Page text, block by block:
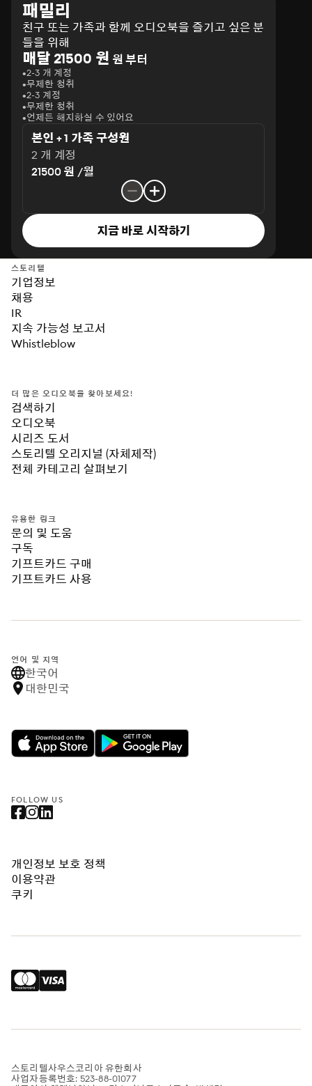
패밀리
친구 또는 가족과 함께 오디오북을 즐기고 싶은 분
들을 위해
매달 21500 원 원 부터
2-3 개 계정
무제한 청취
2-3 계정
무제한 청취
언제든 해지하실 수 있어요
본인 + 1 가족 구성원
2 개 계정
21500 원 /월
지금 바로 시작하기
스토리텔
기업정보
채용
IR
지속 가능성 보고서
Whistleblow
더 많은 오디오북을 찾아보세요!
검색하기
오디오북
시리즈 도서
스토리텔 오리지널 (자체제작)
전체 카테고리 살펴보기
유용한 링크
문의 및 도움
구독
기프트카드 구매
기프트카드 사용
언어 및 지역
한국어
대한민국
FOLLOW US
개인정보 보호 정책
이용약관
쿠키
스토리텔사우스코리아 유한회사
사업자등록번호: 523-88-01077